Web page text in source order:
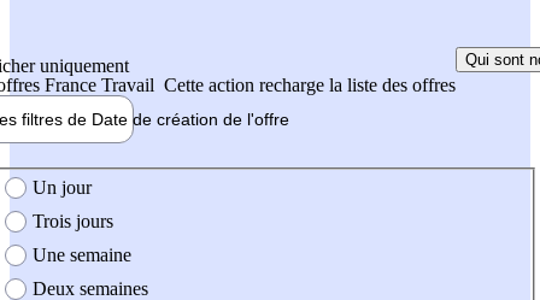
uniquement
France Travail Cette action recharge la liste des offres
Qui sont
filtres de Date de création de l'offre
création de l'offre
Un jour
Trois jours
Une semaine
Deux semaines